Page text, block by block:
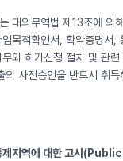
대외무역법 제13조에
목적확인서, 확약증명서
와 허가신청 절차 및 관
의 사전승인을 반드시 취
통제지역에 대한 고